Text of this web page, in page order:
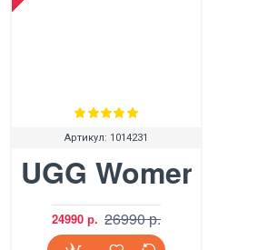
Артикул: 1014231
UGG Women's
24990 р. 26990 р.